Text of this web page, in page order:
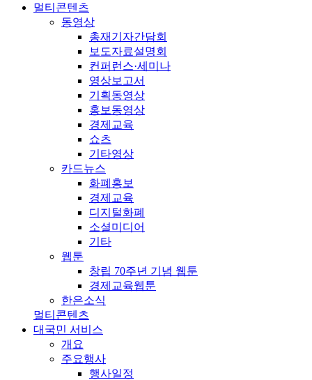
멀티콘텐츠
동영상
총재기자간담회
보도자료설명회
컨퍼런스·세미나
영상보고서
기획동영상
홍보동영상
경제교육
쇼츠
기타영상
카드뉴스
화폐홍보
경제교육
디지털화폐
소셜미디어
기타
웹툰
창립 70주년 기념 웹툰
경제교육웹툰
한은소식
멀티콘텐츠
대국민 서비스
개요
주요행사
행사일정